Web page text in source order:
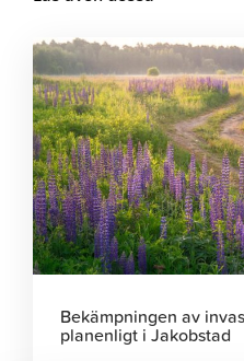
Klicka
för
att
läsa
artikeln
Bekämpningen av
planenligt i Jakobstad